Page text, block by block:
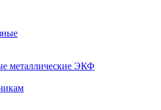
металлические ЭКФ